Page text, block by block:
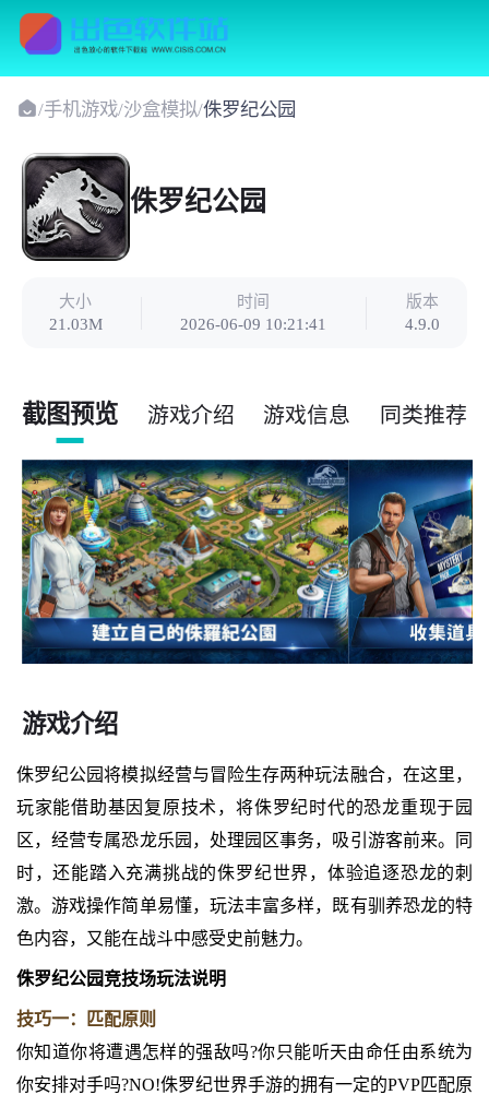
/手机游戏/沙盒模拟/侏罗纪公园
侏罗纪公园
大小
21.03M
时间
2026-06-09 10:21:41
版本
4.9.0
截图预览 游戏介绍 游戏信息 同类推荐
游戏介绍
侏罗纪公园将模拟经营与冒险生存两种玩法融合，在这里，
玩家能借助基因复原技术，将侏罗纪时代的恐龙重现于园
区，经营专属恐龙乐园，处理园区事务，吸引游客前来。同
时，还能踏入充满挑战的侏罗纪世界，体验追逐恐龙的刺
激。游戏操作简单易懂，玩法丰富多样，既有驯养恐龙的特
色内容，又能在战斗中感受史前魅力。
侏罗纪公园竞技场玩法说明
技巧一：匹配原则
你知道你将遭遇怎样的强敌吗?你只能听天由命任由系统为
你安排对手吗?NO!侏罗纪世界手游的拥有一定的PVP匹配原